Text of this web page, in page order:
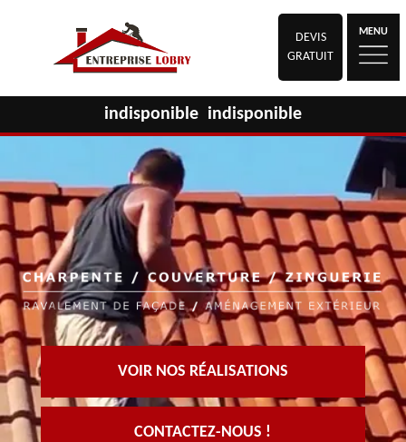
DEVIS
GRATUIT
MENU
indisponible indisponible
VOIR NOS RÉALISATIONS
CONTACTEZ-NOUS !